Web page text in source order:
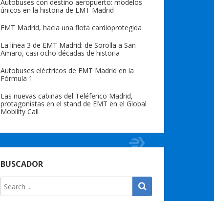
Autobuses con destino aeropuerto: modelos
únicos en la historia de EMT Madrid
EMT Madrid, hacia una flota cardioprotegida
La línea 3 de EMT Madrid: de Sorolla a San
Amaro, casi ocho décadas de historia
Autobuses eléctricos de EMT Madrid en la
Fórmula 1
Las nuevas cabinas del Teléferico Madrid,
protagonistas en el stand de EMT en el Global
Mobility Call
BUSCADOR